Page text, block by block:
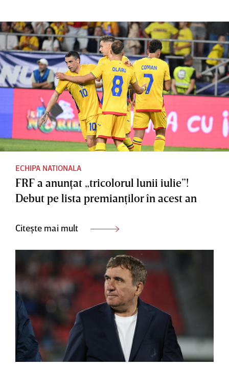
ECHIPA NATIONALA
FRF a anunţat „tricolorul lunii iulie”!
Debut pe lista premianţilor în acest an
Citește mai mult